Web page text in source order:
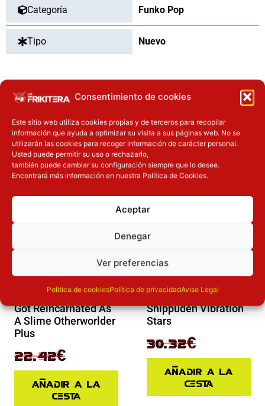
Consentimiento de cookies
Este sitio web utiliza cookies propias y de terceros para recopilar
información que ayuda a optimizar su visita a sus páginas web. No se
utilizarán las cookies para recoger información de carácter personal.
Usted puede permitir su uso o rechazarlo,
también puede cambiar su configuración siempre que lo desee.
Encontrará más información en nuestra Política de Cookies.
Aceptar
Denegar
Ver preferencias
Política de cookiesPolítica de privacidadAviso Legal
Categoría Funko Pop
Tipo Nuevo
OTROS PRODUCTOS QUE TE
PUEDEN INTERESAR
Inicie sesión
Figura Rimuru
Tempest That Time I
Got Reincarnated As
A Slime Otherworlder
Plus
29.90€
El precio original era: 29.90€.
22.42€
El precio actual es: 22.42€.
Añadir a la
cesta
Figura Naruto
Shippuden Vibration
Stars
37.90€
El precio original era: 37.90€.
30.32€
El precio actual es: 30.32€.
Añadir a la
cesta